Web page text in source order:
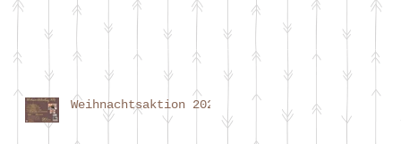
Weihnachtsaktion 2021